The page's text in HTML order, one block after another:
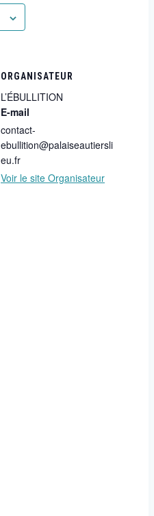
ORGANISATEUR
L’ÉBULLITION
E-mail
contact-
ebullition@palaiseautiersli
eu.fr
Voir le site Organisateur